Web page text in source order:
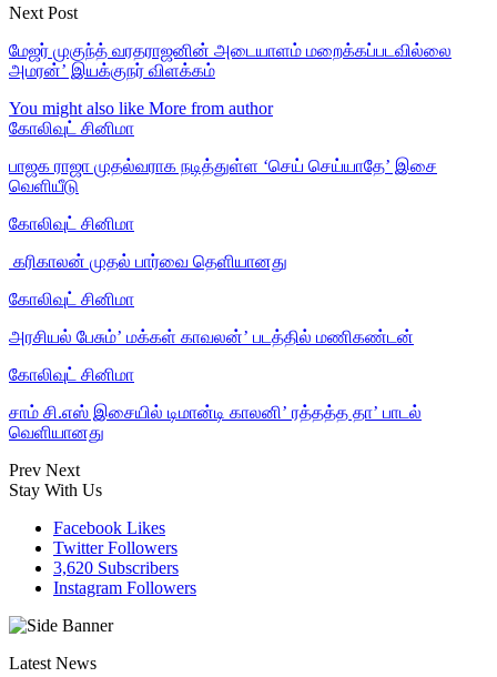
Next Post
மேஜர் முகுந்த் வரதராஜனின் அடையாளம் மறைக்கப்படவில்லை
அமரன்’ இயக்குநர் விளக்கம்
You might also like More from author
கோலிவுட் சினிமா
பாஜக ராஜா முதல்வராக நடித்துள்ள ‘செய் செய்யாதே’ இசை
வெளியீடு
கோலிவுட் சினிமா
‎ கரிகாலன் முதல் பார்வை தெளியானது
கோலிவுட் சினிமா
அரசியல் பேசும்’ மக்கள் காவலன்’ படத்தில் மணிகண்டன்
கோலிவுட் சினிமா
சாம் சி.எஸ் இசையில் டிமான்டி காலனி’ ரத்தத்த தா’ பாடல்
வெளியானது
Prev Next
Stay With Us
Facebook Likes
Twitter Followers
3,620 Subscribers
Instagram Followers
Latest News